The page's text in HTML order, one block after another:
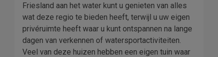
Friesland aan het water kunt u genieten van alles
wat deze regio te bieden heeft, terwijl u uw eigen
privéruimte heeft waar u kunt ontspannen na lange
dagen van verkennen of watersportactiviteiten.
Veel van deze huizen hebben een eigen tuin waar